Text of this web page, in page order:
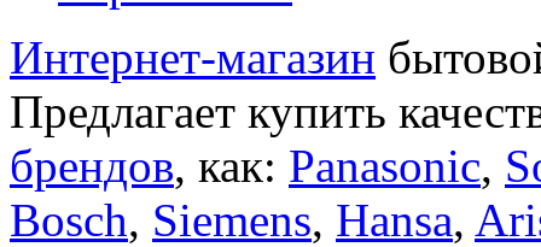
Интернет-магазин
Предлагает купить
брендов, как: Panasonic,
Bosch, Siemens, Hansa,